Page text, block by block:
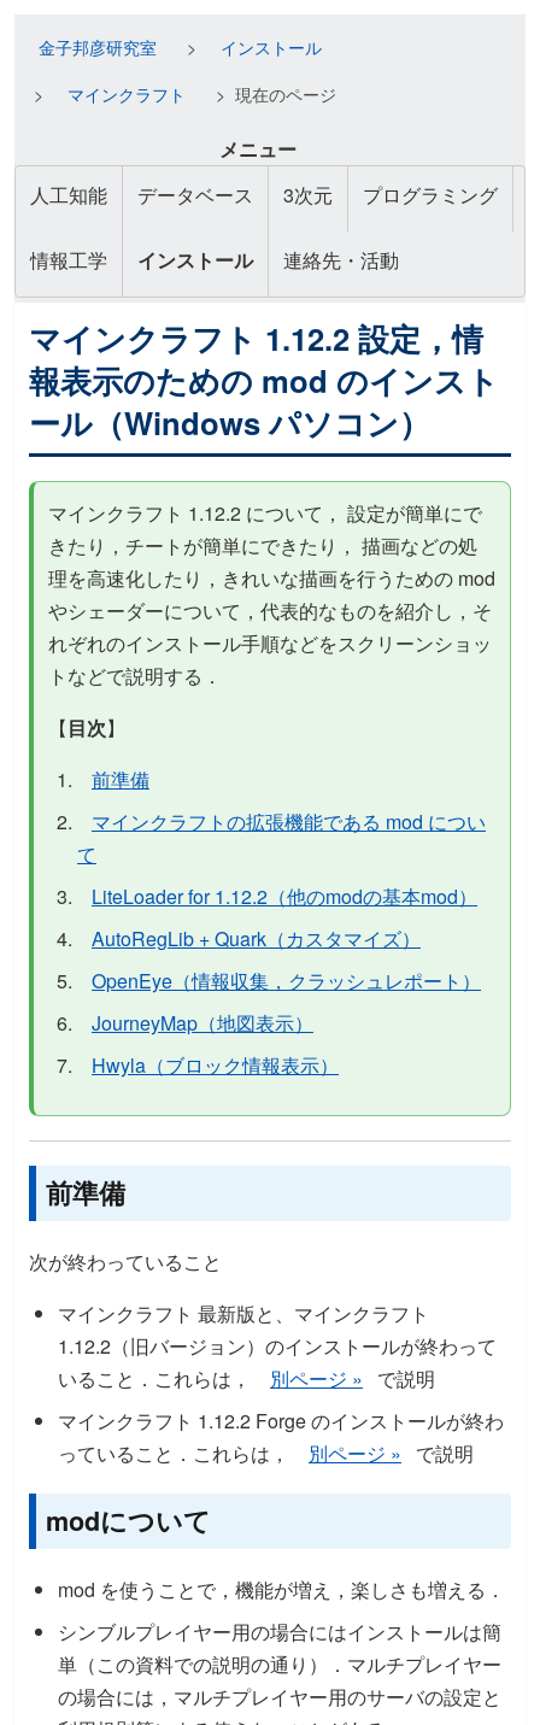
金子邦彦研究室
インストール
マインクラフト
現在のページ
メニュー
人工知能
データベース 3次元 プログラミング
情報工学 インストール 連絡先・活動
マインクラフト 1.12.2 設定，情
報表示のための mod のインスト
ール（Windows パソコン）
マインクラフト 1.12.2 について， 設定が簡単にで
きたり，チートが簡単にできたり， 描画などの処
理を高速化したり，きれいな描画を行うための mod
やシェーダーについて，代表的なものを紹介し，そ
れぞれのインストール手順などをスクリーンショッ
トなどで説明する．
【目次】
前準備
マインクラフトの拡張機能である mod につい
て
LiteLoader for 1.12.2（他のmodの基本mod）
AutoRegLib + Quark（カスタマイズ）
OpenEye（情報収集，クラッシュレポート）
JourneyMap（地図表示）
Hwyla（ブロック情報表示）
前準備
次が終わっていること
マインクラフト 最新版と、マインクラフト
1.12.2（旧バージョン）のインストールが終わって
いること．これらは，
別ページ »
で説明
マインクラフト 1.12.2 Forge のインストールが終わ
っていること．これらは，
別ページ » で説明
modについて
mod を使うことで，機能が増え，楽しさも増える．
シンブルプレイヤー用の場合にはインストールは簡
単（この資料での説明の通り）．マルチプレイヤー
の場合には，マルチプレイヤー用のサーバの設定と